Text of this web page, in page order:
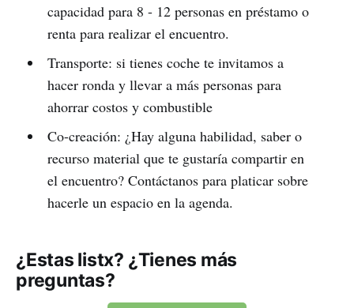
capacidad para 8 - 12 personas en préstamo o
renta para realizar el encuentro.
Transporte: si tienes coche te invitamos a
hacer ronda y llevar a más personas para
ahorrar costos y combustible
Co-creación: ¿Hay alguna habilidad, saber o
recurso material que te gustaría compartir en
el encuentro? Contáctanos para platicar sobre
hacerle un espacio en la agenda.
¿Estas listx? ¿Tienes más
preguntas?